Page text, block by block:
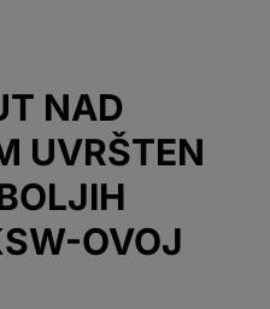
NAD
UVRŠTEN
OVOJ